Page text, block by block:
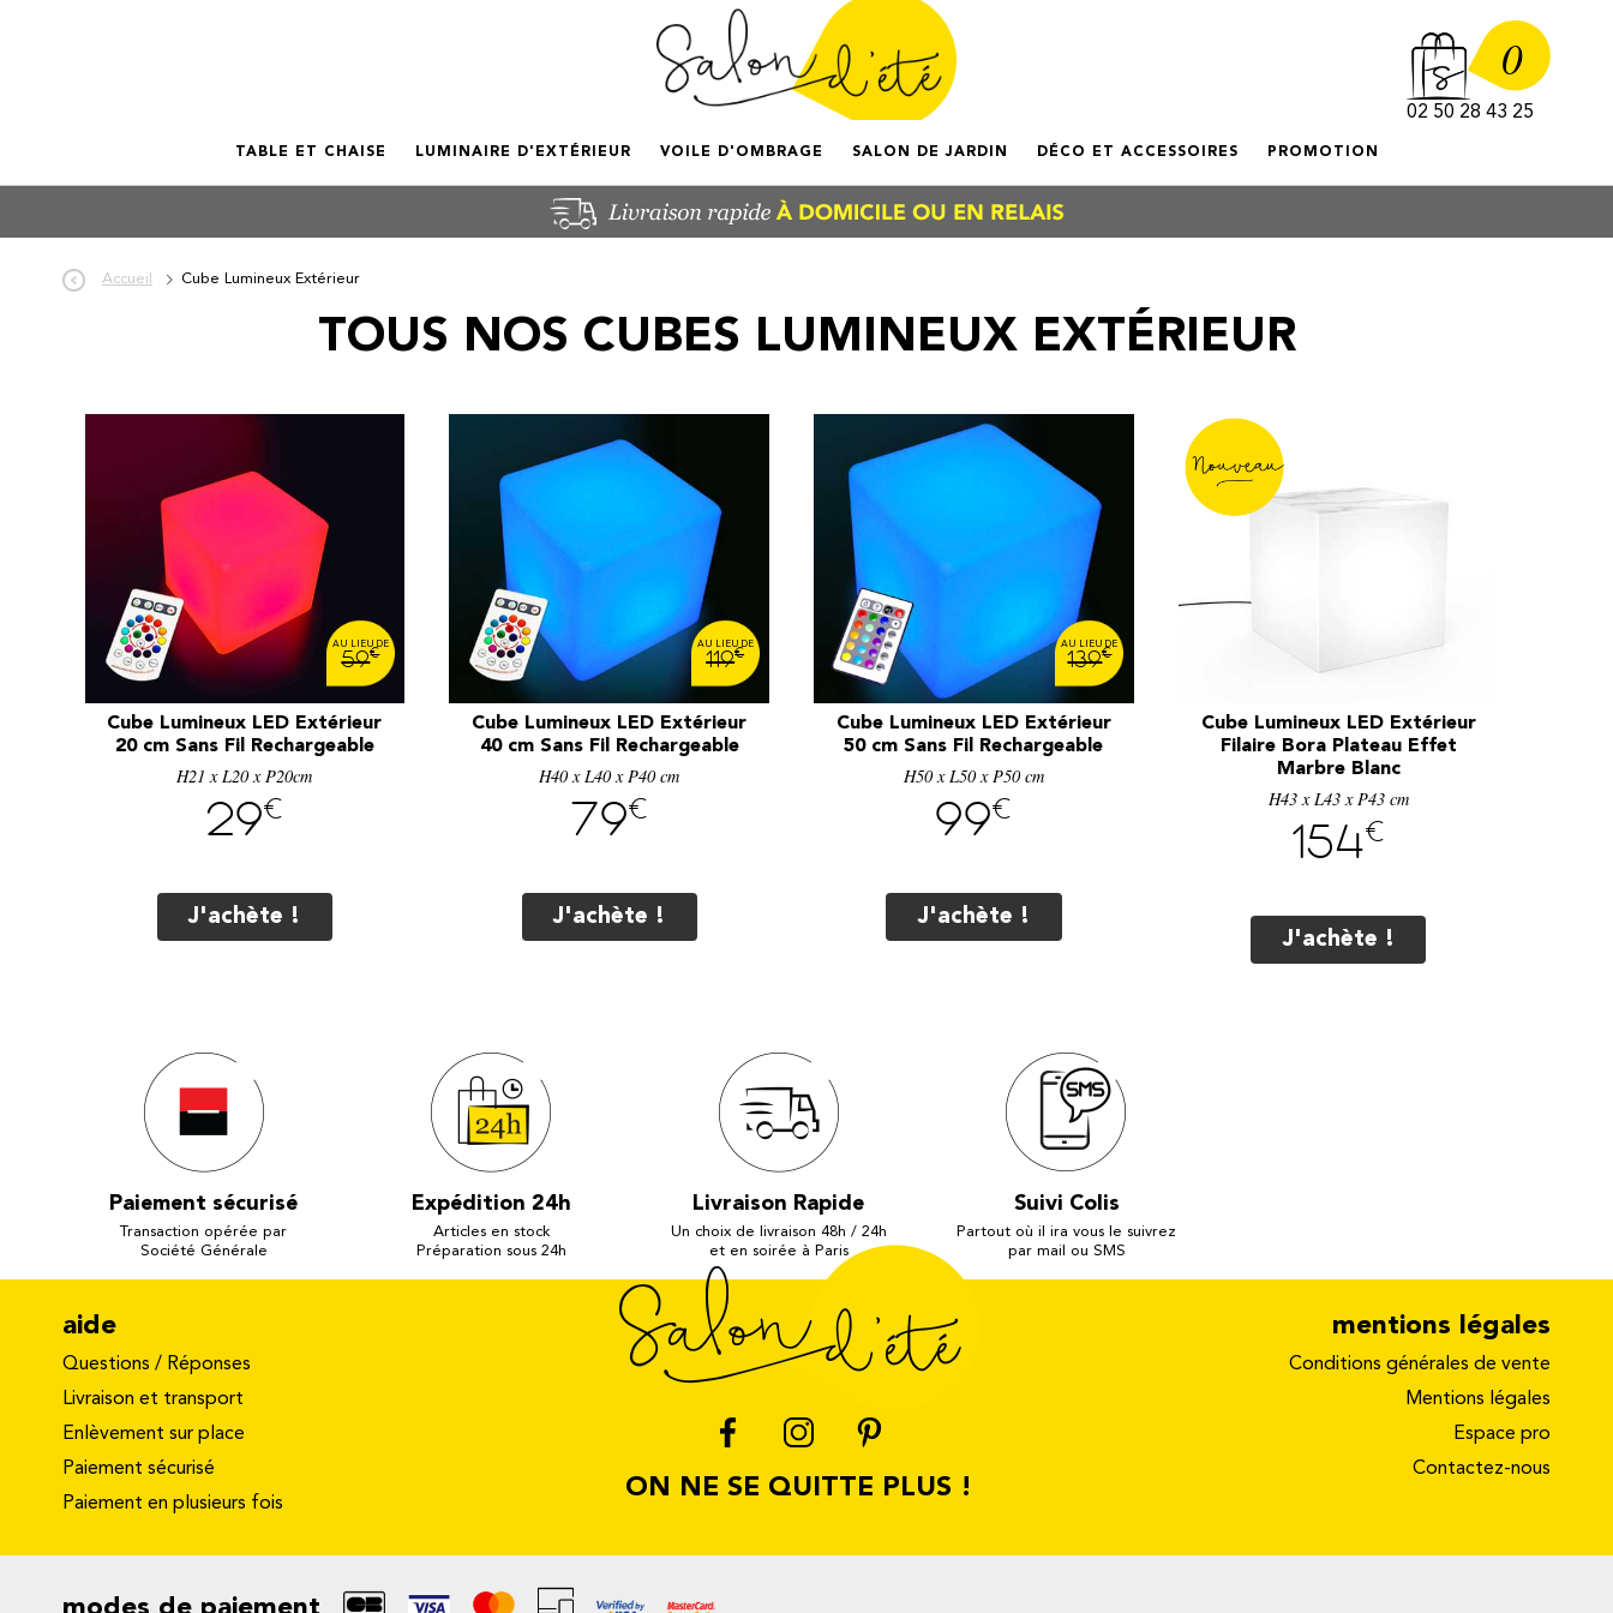
0
02 50 28 43 25
TABLE ET CHAISE LUMINAIRE D'EXTÉRIEUR VOILE D'OMBRAGE SALON DE JARDIN DÉCO ET ACCESSOIRES PROMOTION
Accueil Cube Lumineux Extérieur
TOUS NOS CUBES LUMINEUX EXTÉRIEUR
59€
Cube Lumineux LED Extérieur
20 cm Sans Fil Rechargeable
H21 x L20 x P20cm
29€
J'achète !
119€
Cube Lumineux LED Extérieur
40 cm Sans Fil Rechargeable
H40 x L40 x P40 cm
79€
J'achète !
139€
Cube Lumineux LED Extérieur
50 cm Sans Fil Rechargeable
H50 x L50 x P50 cm
99€
J'achète !
Cube Lumineux LED Extérieur
Filaire Bora Plateau Effet
Marbre Blanc
H43 x L43 x P43 cm
154€
J'achète !
Paiement sécurisé
Transaction opérée par
Société Générale
Expédition 24h
Articles en stock
Préparation sous 24h
Livraison Rapide
Un choix de livraison 48h / 24h
et en soirée à Paris
Suivi Colis
Partout où il ira vous le suivrez
par mail ou SMS
ON NE SE QUITTE PLUS !
aide
Questions / Réponses
Livraison et transport
Enlèvement sur place
Paiement sécurisé
Paiement en plusieurs fois
mentions légales
Conditions générales de vente
Mentions légales
Espace pro
Contactez-nous